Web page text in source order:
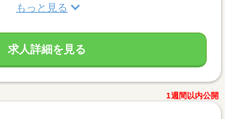
もっと見る
求人詳細を見る
1週間以内公開